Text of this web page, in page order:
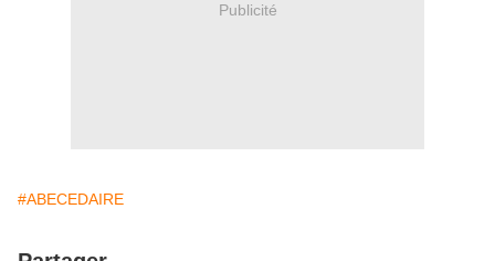
Publicité
#ABECEDAIRE